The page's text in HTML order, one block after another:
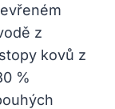
z
kovů z
%